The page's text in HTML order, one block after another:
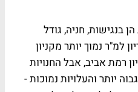
בנגישות, חניה, גודל
למ"ר נמוך יותר מקניון
רמת אביב, אבל החנויות
יותר והעלויות נמוכות -